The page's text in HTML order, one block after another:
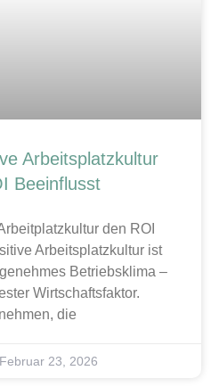
Arbeitsplatzkultur
Beeinflusst
den ROI
Arbeitsplatzkultur ist
Betriebsklima –
Wirtschaftsfaktor.
die
Februar 23, 2026